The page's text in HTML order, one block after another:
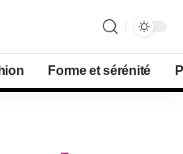
Forme et sérénité